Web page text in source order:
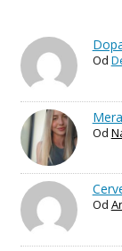
Od
Od
Od